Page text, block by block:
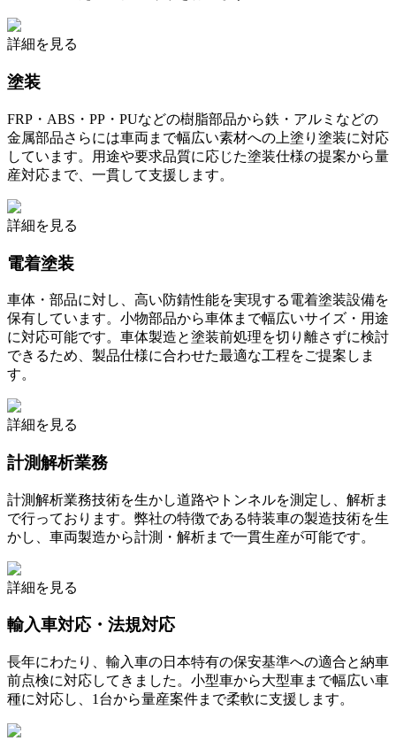
詳細を見る
塗装
FRP・ABS・PP・PUなどの樹脂部品から鉄・アルミなどの
金属部品さらには車両まで幅広い素材への上塗り塗装に対応
しています。用途や要求品質に応じた塗装仕様の提案から量
産対応まで、一貫して支援します。
詳細を見る
電着塗装
車体・部品に対し、高い防錆性能を実現する電着塗装設備を
保有しています。小物部品から車体まで幅広いサイズ・用途
に対応可能です。車体製造と塗装前処理を切り離さずに検討
できるため、製品仕様に合わせた最適な工程をご提案しま
す。
詳細を見る
計測解析業務
計測解析業務技術を生かし道路やトンネルを測定し、解析ま
で行っております。弊社の特徴である特装車の製造技術を生
かし、車両製造から計測・解析まで一貫生産が可能です。
詳細を見る
輸入車対応・法規対応
長年にわたり、輸入車の日本特有の保安基準への適合と納車
前点検に対応してきました。小型車から大型車まで幅広い車
種に対応し、1台から量産案件まで柔軟に支援します。